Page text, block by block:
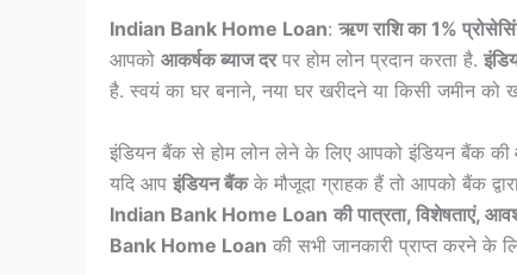
Indian Bank Home Loan: ऋण राशि का 1%
आपको आकर्षक ब्याज दरपर होम लोन प्रदान करता है.
है. स्वयं का घर बनाने, नया घर खरीदने या किसी जमीन को
इंडियन बैंक से होम लोन लेने के लिए आपको इंडियन बैंक की
यदि आप इंडियन बैंकके मौजूदा ग्राहक हैं तो आपको बैंक
Indian Bank Home Loan की पात्रता, विशेषताएं,
Bank Home Loan की सभी जानकारी प्राप्त करने के